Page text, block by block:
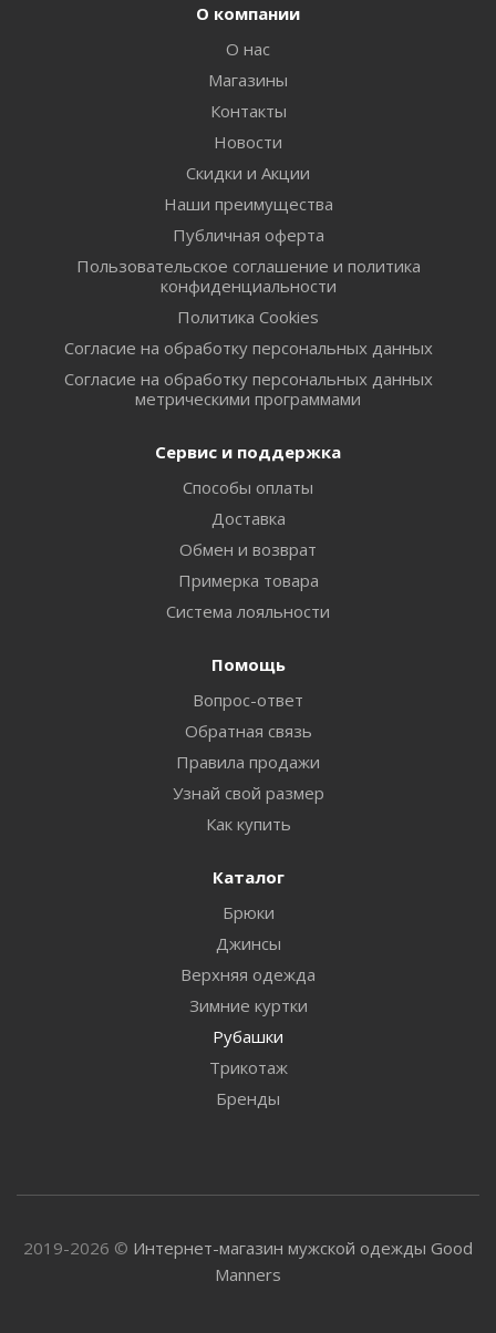
О компании
О нас
Магазины
Контакты
Новости
Скидки и Акции
Наши преимущества
Публичная оферта
Пользовательское соглашение и политика
конфиденциальности
Политика Cookies
Согласие на обработку персональных данных
Согласие на обработку персональных данных
метрическими программами
Сервис и поддержка
Способы оплаты
Доставка
Обмен и возврат
Примерка товара
Система лояльности
Помощь
Вопрос-ответ
Обратная связь
Правила продажи
Узнай свой размер
Как купить
Каталог
Брюки
Джинсы
Верхняя одежда
Зимние куртки
Рубашки
Трикотаж
Бренды
2019-2026 © Интернет-магазин мужской одежды Good
Manners